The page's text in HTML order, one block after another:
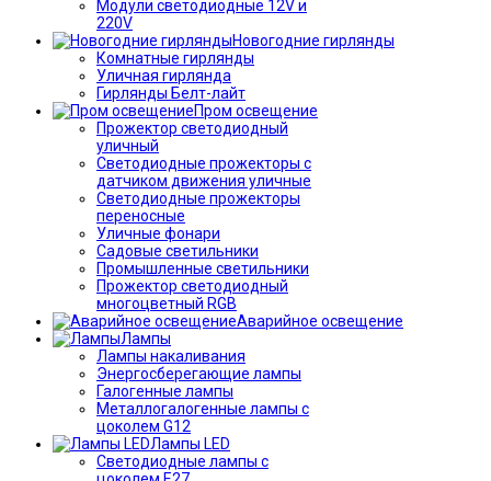
Модули светодиодные 12V и
220V
Новогодние гирлянды
Комнатные гирлянды
Уличная гирлянда
Гирлянды Белт-лайт
Пром освещение
Прожектор светодиодный
уличный
Светодиодные прожекторы с
датчиком движения уличные
Светодиодные прожекторы
переносные
Уличные фонари
Садовые светильники
Промышленные светильники
Прожектор светодиодный
многоцветный RGB
Аварийное освещение
Лампы
Лампы накаливания
Энергосберегающие лампы
Галогенные лампы
Металлогалогенные лампы с
цоколем G12
Лампы LED
Светодиодные лампы с